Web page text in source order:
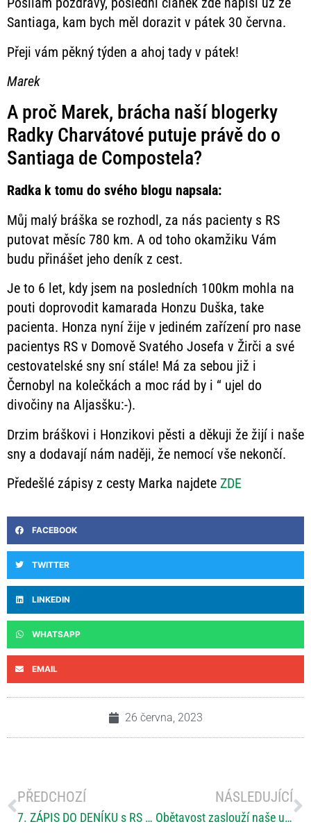
Santiaga, kam bych měl dorazit v pátek 30 června.
Přeji vám pěkný týden a ahoj tady v pátek!
Marek
A proč Marek, brácha naší blogerky
Radky Charvátové putuje právě do o
Santiaga de Compostela?
Radka k tomu do svého blogu napsala:
Můj malý bráška se rozhodl, za nás pacienty s RS
putovat měsíc 780 km. A od toho okamžiku Vám
budu přinášet jeho deník z cest.
Je to 6 let, kdy jsem na posledních 100km mohla na
pouti doprovodit kamarada Honzu Duška, take
pacienta. Honza nyní žije v jediném zařízení pro nase
pacientys RS v Domově Svatého Josefa v Žirči a své
cestovatelské sny sní stále! Má za sebou již i
Černobyl na kolečkách a moc rád by i “ ujel do
divočiny na Aljasšku:-).
Drzim bráškovi i Honzikovi pěsti a děkuji že žijí i naše
sny a dodavají nám naději, že nemocí vše nekončí.
Předešlé zápisy z cesty Marka najdete ZDE
FACEBOOK
TWITTER
LINKEDIN
WHATSAPP
EMAIL
26 června, 2023
PŘEDCHOZÍ
7. ZÁPIS DO DENÍKU s RS do Santiaga de Compostela – Santiago na dohled (Radomíra Charvátová)
NÁSLEDUJÍCÍ
Obětavost zaslouží naše uznání. Nominujte Pečující roku 2023